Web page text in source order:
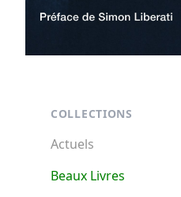
COLLECTIONS
Actuels
Beaux Livres